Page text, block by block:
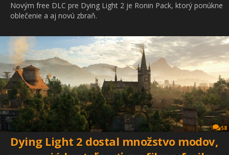
Novým free DLC pre Dying Light 2 je Ronin Pack, ktorý ponúkne
oblečenie a aj novú zbraň.
58
Dying Light 2 dostal množstvo modov,